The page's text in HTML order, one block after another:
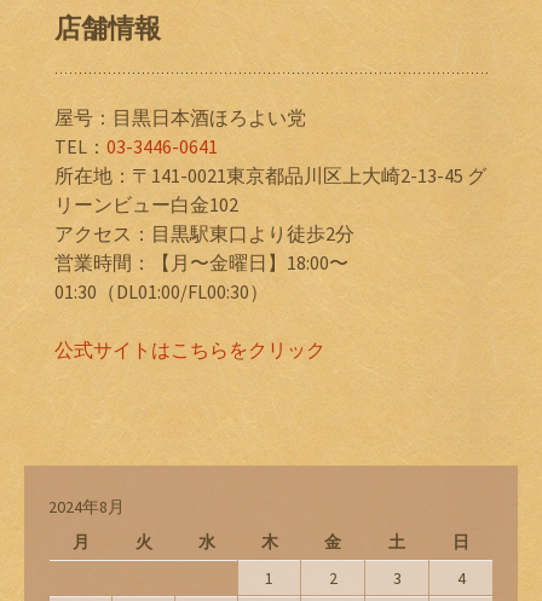
店舗情報
屋号：目黒日本酒ほろよい党
TEL： 03-3446-0641
所在地：〒141-0021東京都品川区上大崎2-13-45 グ
リーンビュー白金102
アクセス：目黒駅東口より徒歩2分
営業時間：【月〜金曜日】18:00〜
01:30（DL01:00/FL00:30）
公式サイトはこちらをクリック
2024年8月
月
火 水 木 金 土
日
1
2 3 4